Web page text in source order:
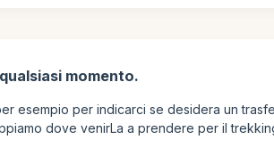
momento.
esempio per indicarci se desidera un
dove venirLa a prendere per il